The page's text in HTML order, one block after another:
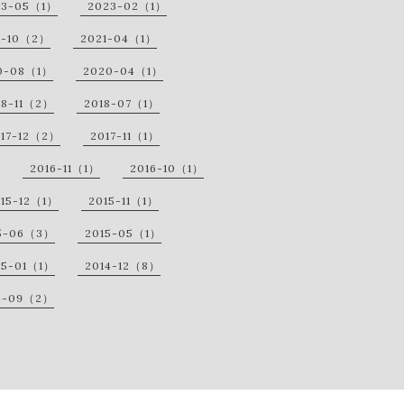
05（1） 2023-02（1）
10（2） 2021-04（1）
08（1） 2020-04（1）
11（2） 2018-07（1）
12（2） 2017-11（1）
2016-11（1） 2016-10（1）
12（1） 2015-11（1）
06（3） 2015-05（1）
01（1） 2014-12（8）
09（2）